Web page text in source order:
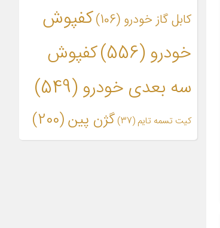
کابل گاز خودرو (106)
کفپوش
خودرو(556)
کفپوش
سه بعدی خودرو(549)
کیت تسمه تایم (37) گژن پین(200)